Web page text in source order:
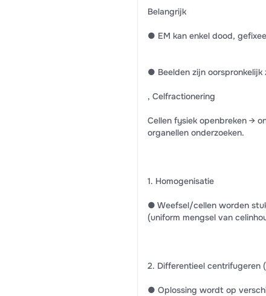
Belangrijk
● EM kan enkel dood,
● Beelden zijn
, Celfractionering
Cellen fysiek openbreken →
organellen onderzoeken.
1. Homogenisatie
● Weefsel/cellen worden
(uniform mengsel van
2. Differentieel centrifugeren
● Oplossing wordt op